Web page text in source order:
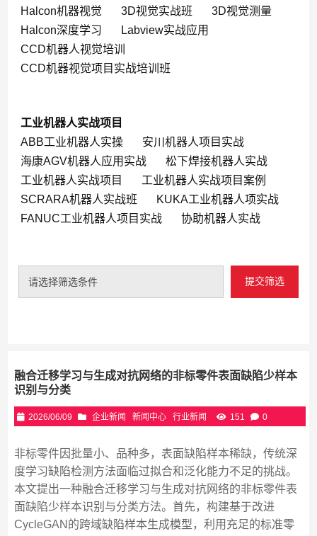
Halcon机器视觉
3D视觉实战班
3D视觉测量
Halcon深度学习
Labview实战应用
CCD机器人视觉培训
CCD机器视觉项目实战培训班
工业机器人实战项目
ABB工业机器人实操
安川机器人项目实战
海康AGV机器人应用实战
松下焊接机器人实战
工业机器人实战项目
工业机器人实战项目案例
SCRARA机器人实战班
KUKA工业机器人项实战
FANUC工业机器人项目实战
协助机器人实战
请选择筛选条件 提交筛选
融合迁移学习与生成对抗网络的非标零件表面缺陷少样本
识别与分类
2026/06/09 企业新闻 新闻中心 行业新闻 151 0
非标零件因批量小、品种多，表面缺陷样本稀缺，传统深
度学习缺陷检测方法面临过拟合和泛化能力不足的挑战。
本文提出一种融合迁移学习与生成对抗网络的非标零件表
面缺陷少样本识别与分类方法。首先，构建基于改进
CycleGAN的跨域缺陷样本生成模型，利用充足的标准零